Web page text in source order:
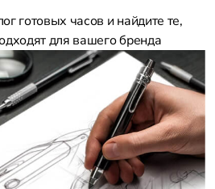
готовых часов и найдите те,
для вашего бренда